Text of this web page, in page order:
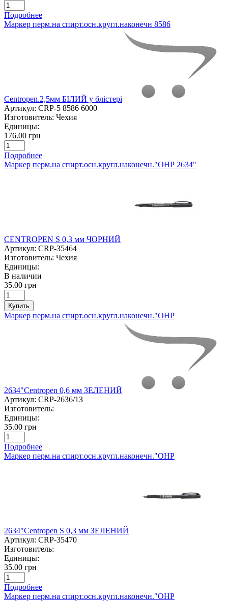
Подробнее
Маркер перм.на спирт.осн.кругл.наконечн 8586
Centropen.2,5мм БІЛИЙ у блістері
Артикул: CRP-5 8586 6000
Изготовитель: Чехия
Единицы:
176.00 грн
Подробнее
Маркер перм.на спирт.осн.кругл.наконечн."ОНР 2634"
CENTROPEN S 0,3 мм ЧОРНИЙ
Артикул: CRP-35464
Изготовитель: Чехия
Единицы:
В наличии
35.00 грн
Купить
Маркер перм.на спирт.осн.кругл.наконечн."ОНР
2634"Centropen 0,6 мм ЗЕЛЕНИЙ
Артикул: CRP-2636/1З
Изготовитель:
Единицы:
35.00 грн
Подробнее
Маркер перм.на спирт.осн.кругл.наконечн."ОНР
2634"Centropen S 0,3 мм ЗЕЛЕНИЙ
Артикул: CRP-35470
Изготовитель:
Единицы:
35.00 грн
Подробнее
Маркер перм.на спирт.осн.кругл.наконечн."ОНР